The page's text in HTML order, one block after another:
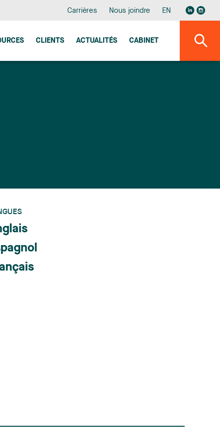
Carrières Nous joindre EN
CLIENTS ACTUALITÉS CABINET